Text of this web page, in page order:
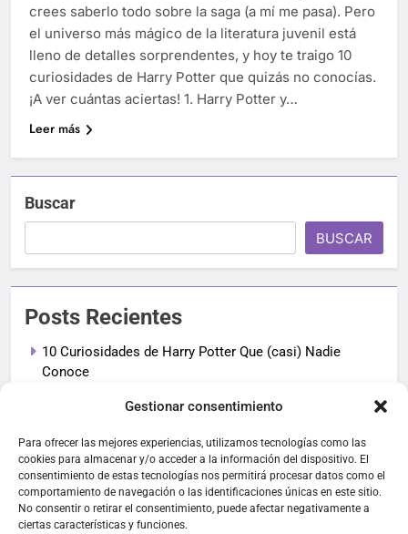
Gestionar consentimiento
Para ofrecer las mejores experiencias, utilizamos tecnologías como las
cookies para almacenar y/o acceder a la información del dispositivo. El
consentimiento de estas tecnologías nos permitirá procesar datos como el
comportamiento de navegación o las identificaciones únicas en este sitio.
No consentir o retirar el consentimiento, puede afectar negativamente a
ciertas características y funciones.
crees saberlo todo sobre la saga (a mí me pasa). Pero
el universo más mágico de la literatura juvenil está
lleno de detalles sorprendentes, y hoy te traigo 10
curiosidades de Harry Potter que quizás no conocías.
¡A ver cuántas aciertas! 1. Harry Potter y…
Leer más
Buscar
BUSCAR
Posts Recientes
10 Curiosidades de Harry Potter Que (casi) Nadie
Conoce
Archivo
febrero 2025